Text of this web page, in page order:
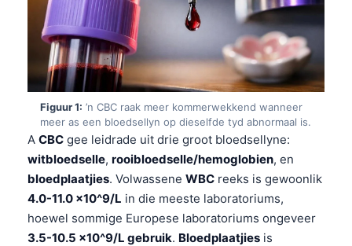
Figuur 1: ’n CBC raak meer kommerwekkend wanneer
meer as een bloedsellyn op dieselfde tyd abnormaal is.
A CBC gee leidrade uit drie groot bloedsellyne:
witbloedselle, rooibloedselle/hemoglobien, en
bloedplaatjies. Volwassene WBC reeks is gewoonlik
4.0-11.0 x10^9/L in die meeste laboratoriums,
hoewel sommige Europese laboratoriums ongeveer
3.5-10.5 x10^9/L gebruik. Bloedplaatjies is